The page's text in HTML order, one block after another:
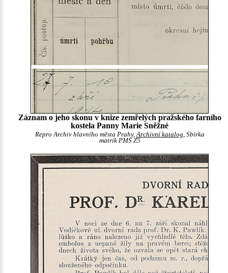
Záznam o jeho skonu v knize zemřelých pražského farního
kostela Panny Marie Sněžné
Repro Archiv hlavního města Prahy,Archivní katalog, Sbírka
matrik PMS Z5